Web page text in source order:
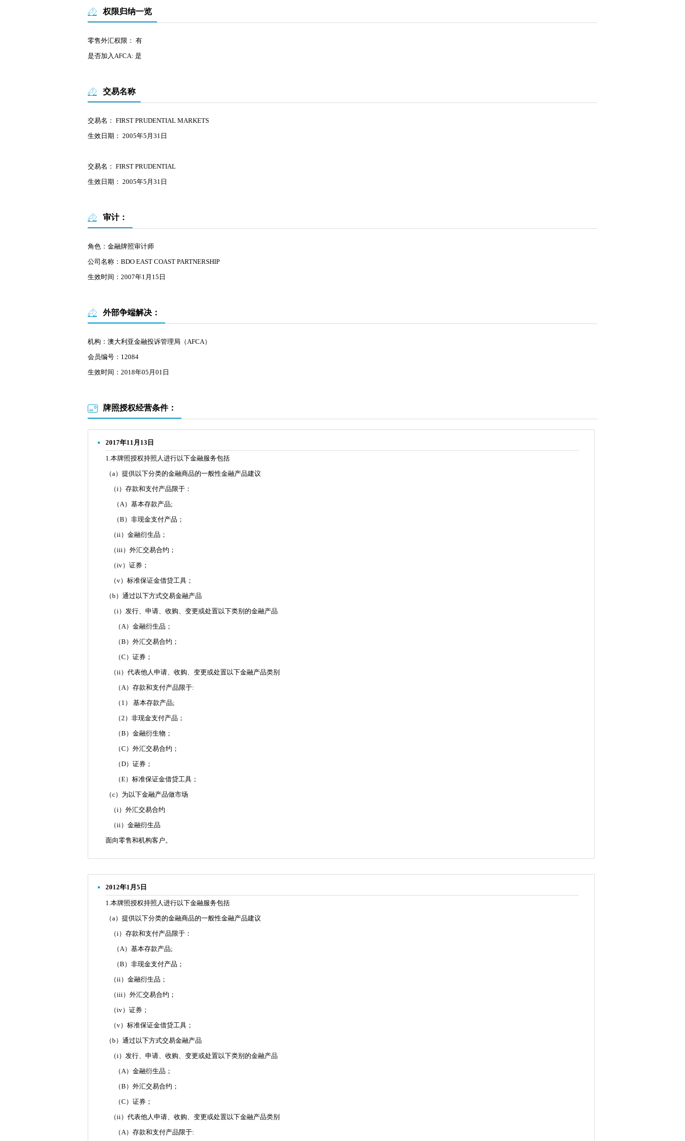
权限归纳一览
零售外汇权限： 有
是否加入AFCA: 是
交易名称
交易名： FIRST PRUDENTIAL MARKETS
生效日期： 2005年5月31日
交易名： FIRST PRUDENTIAL
生效日期： 2005年5月31日
审计：
角色：金融牌照审计师
公司名称：BDO EAST COAST PARTNERSHIP
生效时间：2007年1月15日
外部争端解决：
机构：澳大利亚金融投诉管理局（AFCA）
会员编号：12084
生效时间：2018年05月01日
牌照授权经营条件：
2017年11月13日
1.本牌照授权持照人进行以下金融服务包括
（a）提供以下分类的金融商品的一般性金融产品建议
（i）存款和支付产品限于：
（A）基本存款产品;
（B）非现金支付产品；
（ii）金融衍生品；
（iii）外汇交易合约；
（iv）证券；
（v）标准保证金借贷工具；
（b）通过以下方式交易金融产品
（i）发行、申请、收购、变更或处置以下类别的金融产品
（A）金融衍生品；
（B）外汇交易合约；
（C）证券；
（ii）代表他人申请、收购、变更或处置以下金融产品类别
（A）存款和支付产品限于:
（1） 基本存款产品;
（2）非现金支付产品；
（B）金融衍生物；
（C）外汇交易合约；
（D）证券；
（E）标准保证金借贷工具；
（c）为以下金融产品做市场
（i）外汇交易合约
（ii）金融衍生品
面向零售和机构客户。
2012年1月5日
1.本牌照授权持照人进行以下金融服务包括
（a）提供以下分类的金融商品的一般性金融产品建议
（i）存款和支付产品限于：
（A）基本存款产品;
（B）非现金支付产品；
（ii）金融衍生品；
（iii）外汇交易合约；
（iv）证券；
（v）标准保证金借贷工具；
（b）通过以下方式交易金融产品
（i）发行、申请、收购、变更或处置以下类别的金融产品
（A）金融衍生品；
（B）外汇交易合约；
（C）证券；
（ii）代表他人申请、收购、变更或处置以下金融产品类别
（A）存款和支付产品限于: